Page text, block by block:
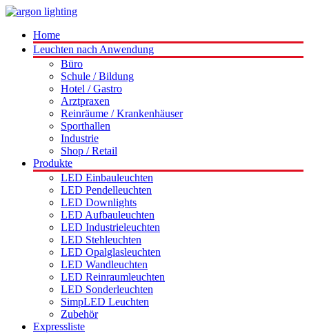
Home
Leuchten nach Anwendung
Büro
Schule / Bildung
Hotel / Gastro
Arztpraxen
Reinräume / Krankenhäuser
Sporthallen
Industrie
Shop / Retail
Produkte
LED Einbauleuchten
LED Pendelleuchten
LED Downlights
LED Aufbauleuchten
LED Industrieleuchten
LED Stehleuchten
LED Opalglasleuchten
LED Wandleuchten
LED Reinraumleuchten
LED Sonderleuchten
SimpLED Leuchten
Zubehör
Expressliste